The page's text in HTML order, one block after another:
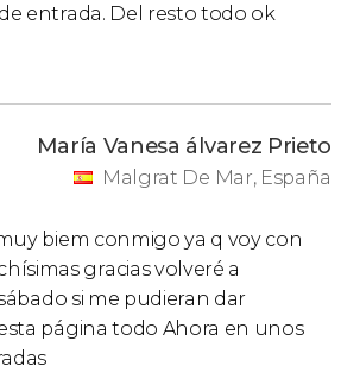
entrada. Del resto todo ok
María Vanesa álvarez Prieto
Malgrat De Mar, España
biem conmigo ya q voy con
gracias volveré a
si me pudieran dar
página todo Ahora en unos